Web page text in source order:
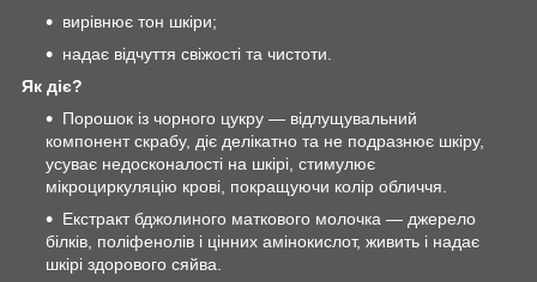
вирівнює тон шкіри;
надає відчуття свіжості та чистоти.
Як діє?
Порошок із чорного цукру — відлущувальний
компонент скрабу, діє делікатно та не подразнює шкіру,
усуває недосконалості на шкірі, стимулює
мікроциркуляцію крові, покращуючи колір обличчя.
Екстракт бджолиного маткового молочка — джерело
білків, поліфенолів і цінних амінокислот, живить і надає
шкірі здорового сяйва.